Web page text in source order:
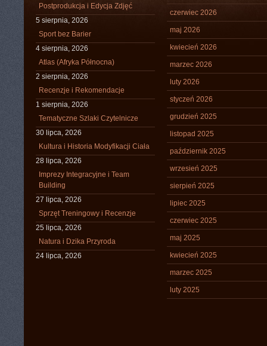
Postprodukcja i Edycja Zdjęć
5 sierpnia, 2026
Sport bez Barier
4 sierpnia, 2026
Atlas (Afryka Północna)
2 sierpnia, 2026
Recenzje i Rekomendacje
1 sierpnia, 2026
Tematyczne Szlaki Czytelnicze
30 lipca, 2026
Kultura i Historia Modyfikacji Ciała
28 lipca, 2026
Imprezy Integracyjne i Team
Building
27 lipca, 2026
Sprzęt Treningowy i Recenzje
25 lipca, 2026
Natura i Dzika Przyroda
24 lipca, 2026
czerwiec 2026
maj 2026
kwiecień 2026
marzec 2026
luty 2026
styczeń 2026
grudzień 2025
listopad 2025
październik 2025
wrzesień 2025
sierpień 2025
lipiec 2025
czerwiec 2025
maj 2025
kwiecień 2025
marzec 2025
luty 2025